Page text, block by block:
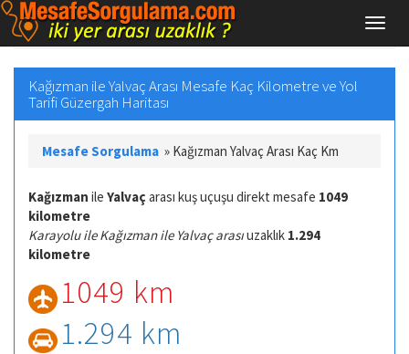
Kağızman ile Yalvaç Arası Mesafe Kaç Kilometre ve Yol
Tarifi Güzergah Haritası
Mesafe Sorgulama » Kağızman Yalvaç Arası Kaç Km
Kağızman ile Yalvaç arası kuş uçuşu direkt mesafe 1049
kilometre
Karayolu ile Kağızman ile Yalvaç arasıuzaklık 1.294
kilometre
1049 km
1.294 km